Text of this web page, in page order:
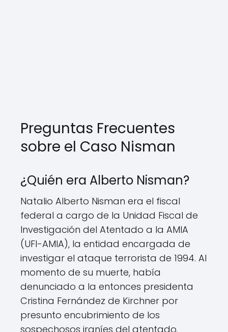
Preguntas Frecuentes
sobre el Caso Nisman
¿Quién era Alberto Nisman?
Natalio Alberto Nisman era el fiscal
federal a cargo de la Unidad Fiscal de
Investigación del Atentado a la AMIA
(UFI-AMIA), la entidad encargada de
investigar el ataque terrorista de 1994. Al
momento de su muerte, había
denunciado a la entonces presidenta
Cristina Fernández de Kirchner por
presunto encubrimiento de los
sospechosos iraníes del atentado.